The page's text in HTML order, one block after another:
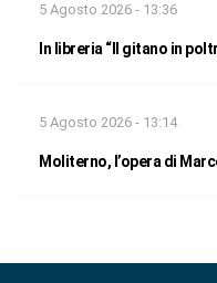
5 Agosto 2026 - 13:36
In libreria “Il gitano in
5 Agosto 2026 - 13:14
Moliterno, l’opera di